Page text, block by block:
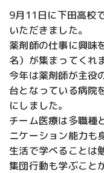
9月11日に下田高校
いただきました。
薬剤師の仕事に興味
名）が集まってくれ
今年は薬剤師が主役
台となっている病院
にしました。
チーム医療は多職種
ニケーション能力も
生活で学べることは
集団行動も学ぶこと